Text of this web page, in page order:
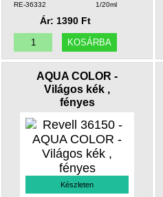
RE-36332 1/20ml
Ár: 1390 Ft
AQUA COLOR -
Világos kék ,
fényes
Készleten